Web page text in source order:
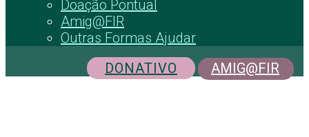
Doação Pontual
Amig@FIR
Outras Formas Ajudar
DONATIVO
AMIG@FIR